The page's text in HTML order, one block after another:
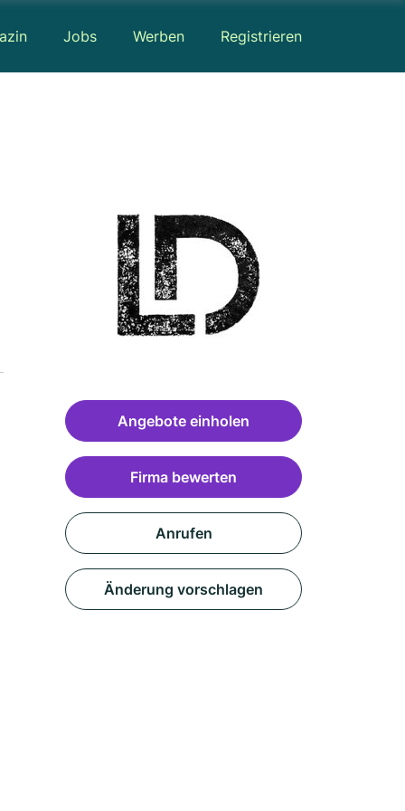
Jobs Werben Registrieren
Angebote einholen
Firma bewerten
Anrufen
Änderung vorschlagen